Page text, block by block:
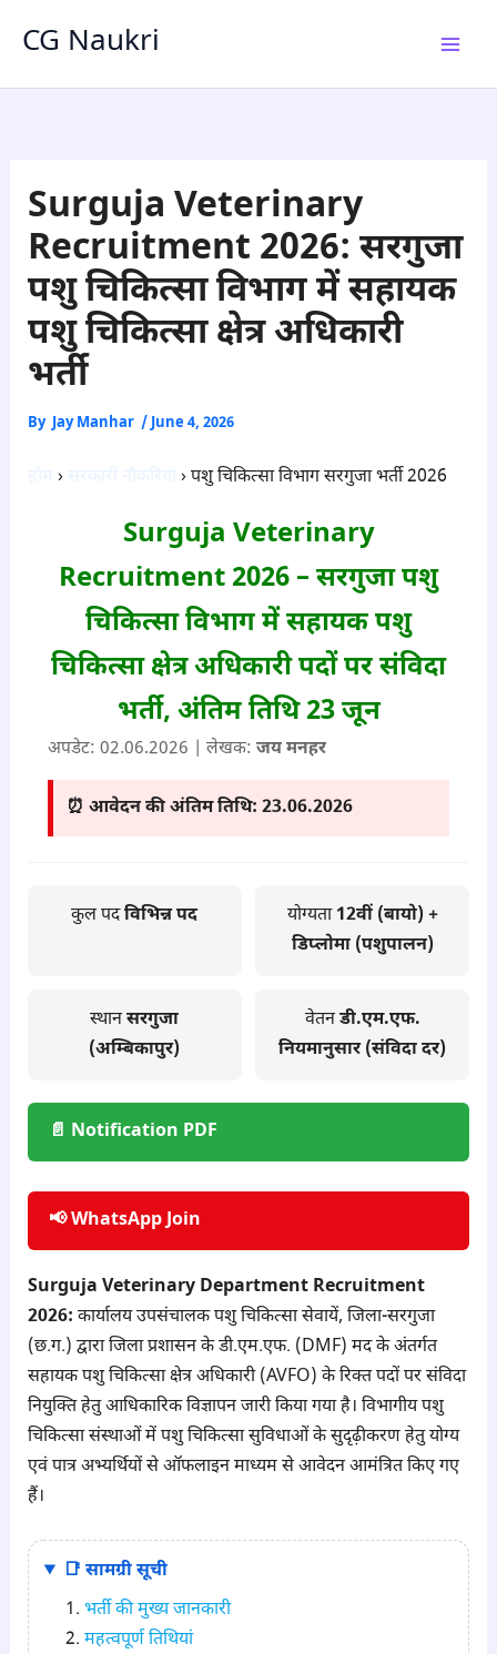
CG Naukri
Surguja Veterinary
Recruitment 2026: सरगुजा
पशु चिकित्सा विभाग में सहायक
पशु चिकित्सा क्षेत्र अधिकारी
भर्ती
By Jay Manhar / June 4, 2026
› › पशु चिकित्सा विभाग सरगुजा भर्ती 2026
Surguja Veterinary
Recruitment 2026 – सरगुजा पशु
चिकित्सा विभाग में सहायक पशु
चिकित्सा क्षेत्र अधिकारी पदों पर संविदा
भर्ती, अंतिम तिथि 23 जून
अपडेट: 02.06.2026 | लेखक: जय मनहर
⏰ आवेदन की अंतिम तिथि: 23.06.2026
कुल पदविभिन्न पद योग्यता12वीं (बायो) +
डिप्लोमा (पशुपालन)
स्थानसरगुजा
(अम्बिकापुर)
वेतनडी.एम.एफ.
नियमानुसार (संविदा दर)
📄 Notification PDF
📢 WhatsApp Join
Surguja Veterinary Department Recruitment
2026: कार्यालय उपसंचालक पशु चिकित्सा सेवायें, जिला-सरगुजा
(छ.ग.) द्वारा जिला प्रशासन के डी.एम.एफ. (DMF) मद के अंतर्गत
सहायक पशु चिकित्सा क्षेत्र अधिकारी (AVFO) के रिक्त पदों पर संविदा
नियुक्ति हेतु आधिकारिक विज्ञापन जारी किया गया है। विभागीय पशु
चिकित्सा संस्थाओं में पशु चिकित्सा सुविधाओं के सुदृढ़ीकरण हेतु योग्य
एवं पात्र अभ्यर्थियों से ऑफलाइन माध्यम से आवेदन आमंत्रित किए गए
हैं।
📑 सामग्री सूची
भर्ती की मुख्य जानकारी
महत्वपूर्ण तिथियां